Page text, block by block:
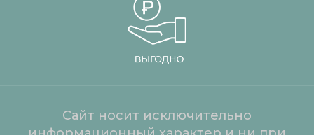
Сайт носит исключительно